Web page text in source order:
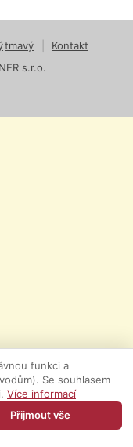
tmavý
Kontakt
s.r.o.
funkci a
Se souhlasem
Více informací
Přijmout vše